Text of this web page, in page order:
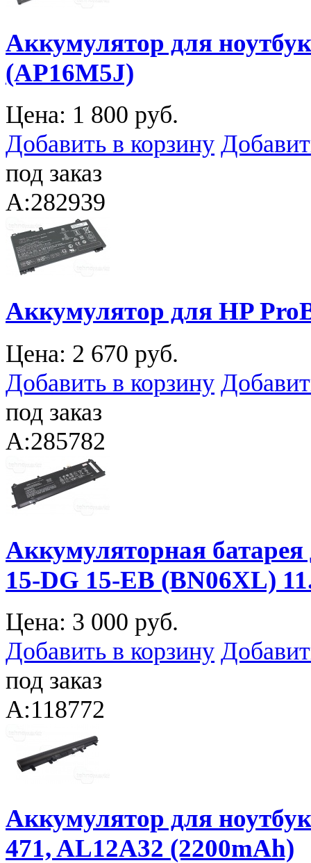
Аккумулятор для
(AP16M5J)
Цена: 1 800 руб.
Добавить в корзину
под заказ
A:282939
Аккумулятор для HP
Цена: 2 670 руб.
Добавить в корзину
под заказ
A:285782
Аккумуляторная батарея
15-DG 15-EB (BN06XL)
Цена: 3 000 руб.
Добавить в корзину
под заказ
A:118772
Аккумулятор для
471, AL12A32 (2200mAh)